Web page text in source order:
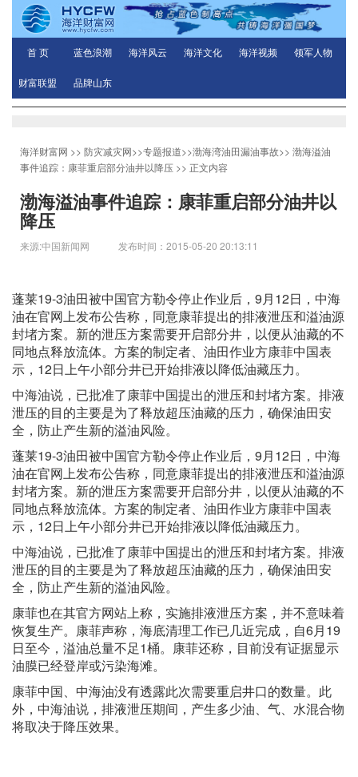
首 页 蓝色浪潮 海洋风云 海洋文化 海洋视频 领军人物
财富联盟 品牌山东
海洋财富网 >> 防灾减灾网>>专题报道>>渤海湾油田漏油事故>> 渤海溢油
事件追踪：康菲重启部分油井以降压 >> 正文内容
渤海溢油事件追踪：康菲重启部分油井以
降压
来源:中国新闻网 发布时间：2015-05-20 20:13:11
蓬莱19-3油田被中国官方勒令停止作业后，9月12日，中海
油在官网上发布公告称，同意康菲提出的排液泄压和溢油源
封堵方案。新的泄压方案需要开启部分井，以便从油藏的不
同地点释放流体。方案的制定者、油田作业方康菲中国表
示，12日上午小部分井已开始排液以降低油藏压力。
中海油说，已批准了康菲中国提出的泄压和封堵方案。排液
泄压的目的主要是为了释放超压油藏的压力，确保油田安
全，防止产生新的溢油风险。
蓬莱19-3油田被中国官方勒令停止作业后，9月12日，中海
油在官网上发布公告称，同意康菲提出的排液泄压和溢油源
封堵方案。新的泄压方案需要开启部分井，以便从油藏的不
同地点释放流体。方案的制定者、油田作业方康菲中国表
示，12日上午小部分井已开始排液以降低油藏压力。
中海油说，已批准了康菲中国提出的泄压和封堵方案。排液
泄压的目的主要是为了释放超压油藏的压力，确保油田安
全，防止产生新的溢油风险。
康菲也在其官方网站上称，实施排液泄压方案，并不意味着
恢复生产。康菲声称，海底清理工作已几近完成，自6月19
日至今，溢油总量不足1桶。康菲还称，目前没有证据显示
油膜已经登岸或污染海滩。
康菲中国、中海油没有透露此次需要重启井口的数量。此
外，中海油说，排液泄压期间，产生多少油、气、水混合物
将取决于降压效果。